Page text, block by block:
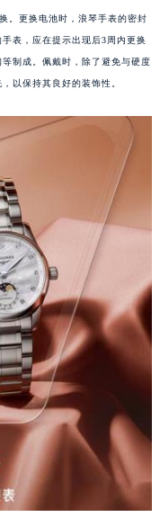
。更换电池时，浪琴手表的密封
表，应在提示出现后3周内更换
制成。佩戴时，除了避免与硬度
以保持其良好的装饰性。